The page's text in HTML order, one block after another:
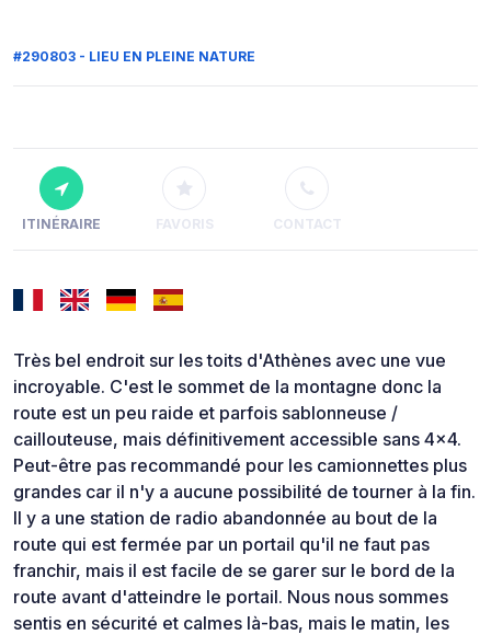
#290803 - LIEU EN PLEINE NATURE
ITINÉRAIRE FAVORIS CONTACT
Très bel endroit sur les toits d'Athènes avec une vue
incroyable. C'est le sommet de la montagne donc la
route est un peu raide et parfois sablonneuse /
caillouteuse, mais définitivement accessible sans 4x4.
Peut-être pas recommandé pour les camionnettes plus
grandes car il n'y a aucune possibilité de tourner à la fin.
Il y a une station de radio abandonnée au bout de la
route qui est fermée par un portail qu'il ne faut pas
franchir, mais il est facile de se garer sur le bord de la
route avant d'atteindre le portail. Nous nous sommes
sentis en sécurité et calmes là-bas, mais le matin, les